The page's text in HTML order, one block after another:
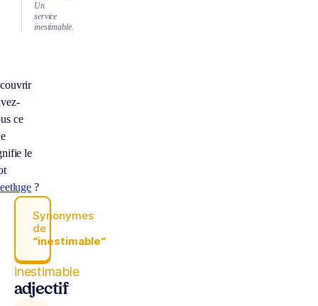
Un
service
inestimable.
ce
le
?
Synonymes
de
“inestimable“
inestimable
adjectif